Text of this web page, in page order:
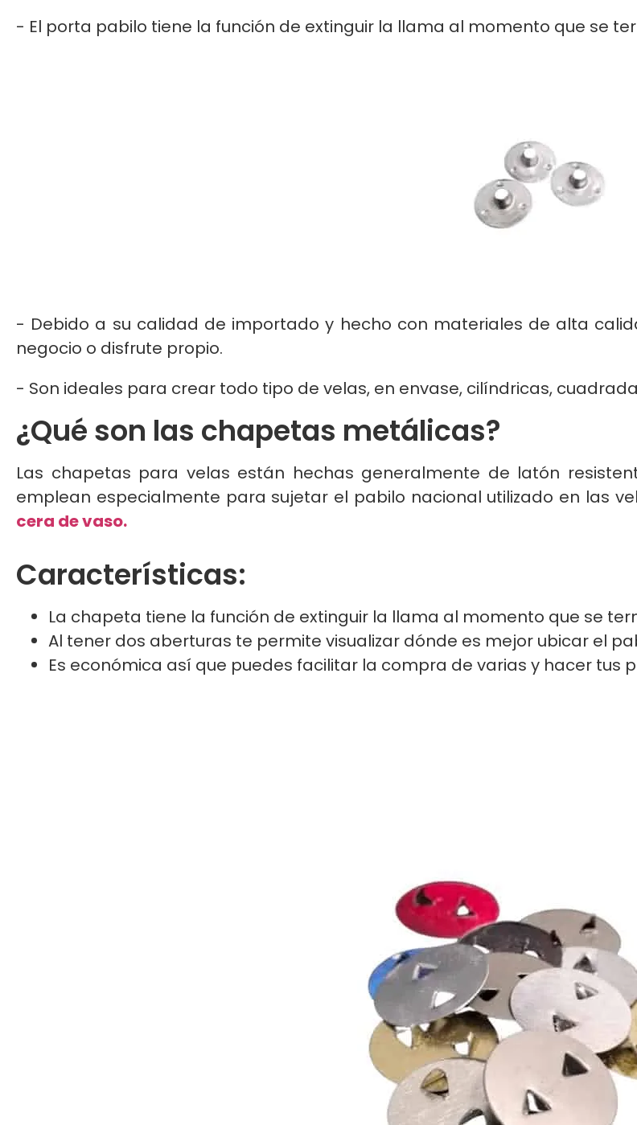
- El porta pabilo tiene la función de extinguir la llama al momento que se
- Debido a su calidad de importado y hecho con materiales de alta
negocio o disfrute propio.
- Son ideales para crear todo tipo de velas, en envase, cilíndricas,
¿Qué son las chapetas metálicas?
Las chapetas para velas están hechas generalmente de latón
emplean especialmente para sujetar el pabilo nacional utilizado en las
cera de vaso.
Características:
La chapeta tiene la función de extinguir la llama al momento que se
Al tener dos aberturas te permite visualizar dónde es mejor ubicar el
Es económica así que puedes facilitar la compra de varias y hacer tus